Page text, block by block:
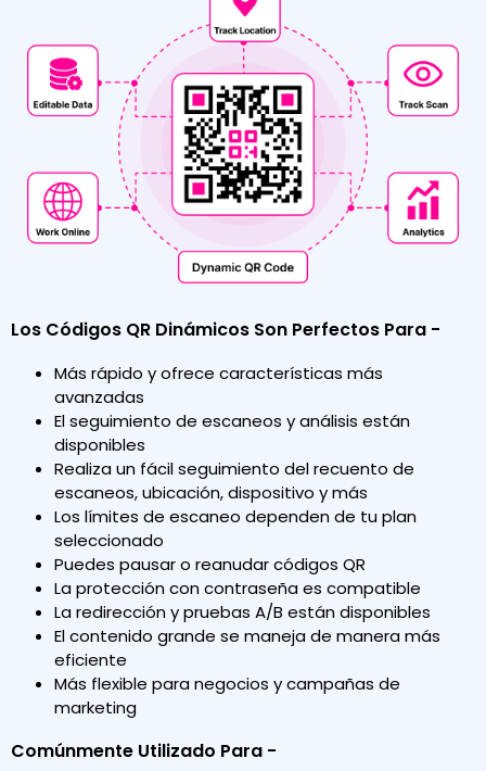
Los Códigos QR Dinámicos Son Perfectos Para -
Más rápido y ofrece características más
avanzadas
El seguimiento de escaneos y análisis están
disponibles
Realiza un fácil seguimiento del recuento de
escaneos, ubicación, dispositivo y más
Los límites de escaneo dependen de tu plan
seleccionado
Puedes pausar o reanudar códigos QR
La protección con contraseña es compatible
La redirección y pruebas A/B están disponibles
El contenido grande se maneja de manera más
eficiente
Más flexible para negocios y campañas de
marketing
Comúnmente Utilizado Para -